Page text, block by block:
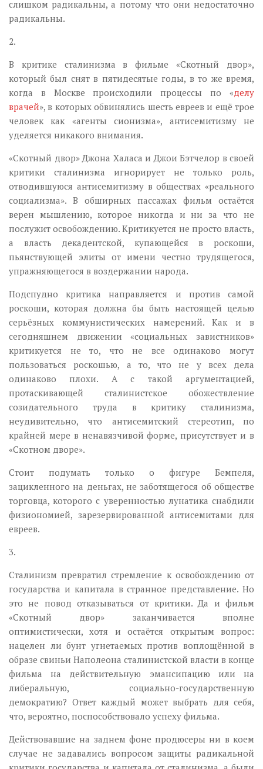
слишком радикальны, а потому что они недостаточно
радикальны.
2.
В критике сталинизма в фильме «Скотный двор»,
который был снят в пятидесятые годы, в то же время,
когда в Москве происходили процессы по «делу
врачей», в которых обвинялись шесть евреев и ещё трое
человек как «агенты сионизма», антисемитизму не
уделяется никакого внимания.
«Скотный двор» Джона Халаса и Джои Бэтчелор в своей
критики сталинизма игнорирует не только роль,
отводившуюся антисемитизму в обществах «реального
социализма». В обширных пассажах фильм остаётся
верен мышлению, которое никогда и ни за что не
послужит освобождению. Критикуется не просто власть,
а власть декадентской, купающейся в роскоши,
пьянствующей элиты от имени честно трудящегося,
упражняющегося в воздержании народа.
Подспудно критика направляется и против самой
роскоши, которая должна бы быть настоящей целью
серьёзных коммунистических намерений. Как и в
сегодняшнем движении «социальных завистников»
критикуется не то, что не все одинаково могут
пользоваться роскошью, а то, что не у всех дела
одинаково плохи. А с такой аргументацией,
протаскивающей сталинистское обожествление
созидательного труда в критику сталинизма,
неудивительно, что антисемитский стереотип, по
крайней мере в ненавязчивой форме, присутствует и в
«Скотном дворе».
Стоит подумать только о фигуре Бемпеля,
зацикленного на деньгах, не заботящегося об обществе
торговца, которого с уверенностью лунатика снабдили
физиономией, зарезервированной антисемитами для
евреев.
3.
Сталинизм превратил стремление к освобождению от
государства и капитала в странное представление. Но
это не повод отказываться от критики. Да и фильм
«Скотный двор» заканчивается вполне
оптимистически, хотя и остаётся открытым вопрос:
нацелен ли бунт угнетаемых против воплощённой в
образе свиньи Наполеона сталинистской власти в конце
фильма на действительную эмансипацию или на
либеральную, социально-государственную
демократию? Ответ каждый может выбрать для себя,
что, вероятно, поспособствовало успеху фильма.
Действовавшие на заднем фоне продюсеры ни в коем
случае не задавались вопросом защиты радикальной